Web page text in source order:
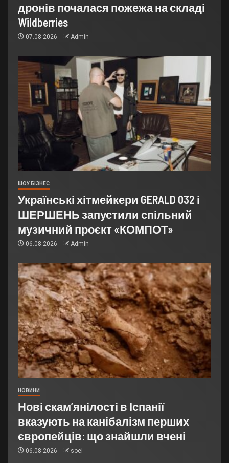
дронів почалася пожежа на складі
Wildberries
07.08.2026 Admin
ШОУ БІЗНЕС
Українські хітмейкери GERALD 032 і
ШЕРШЕНЬ запустили спільний
музичний проєкт «КОМПОТ»
06.08.2026 Admin
НОВИНИ
Нові скам’янілості в Іспанії
вказують на канібалізм перших
європейців: що знайшли вчені
06.08.2026 soel